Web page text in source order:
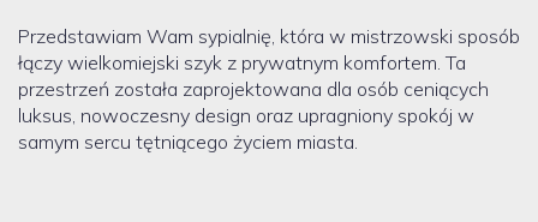
Przedstawiam Wam sypialnię, która w mistrzowski sposób
łączy wielkomiejski szyk z prywatnym komfortem. Ta
przestrzeń została zaprojektowana dla osób ceniących
luksus, nowoczesny design oraz upragniony spokój w
samym sercu tętniącego życiem miasta.